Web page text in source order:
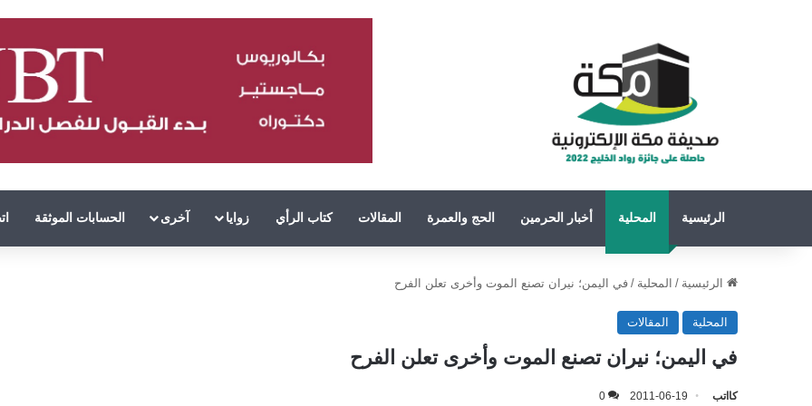
الرئيسية المحلية أخبار الحرمين الحج والعمرة المقالات كتاب الرأي زوايا آخرى الحسابات الموثقة
الرئيسية / المحلية / في اليمن؛ نيران تصنع الموت وأخرى تعلن الفرح
المحلية المقالات
في اليمن؛ نيران تصنع الموت وأخرى تعلن الفرح
كااتب 2011-06-19
0